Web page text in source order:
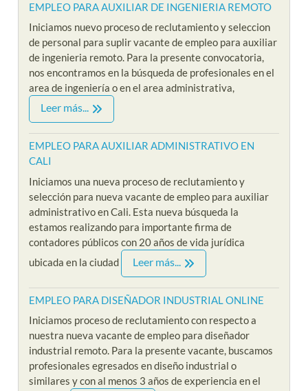
EMPLEO PARA AUXILIAR DE INGENIERIA REMOTO
Iniciamos nuevo proceso de reclutamiento y seleccion
de personal para suplir vacante de empleo para auxiliar
de ingenieria remoto. Para la presente convocatoria,
nos encontramos en la búsqueda de profesionales en el
area de ingeniería o en el area administrativa,
Leer más...
EMPLEO PARA AUXILIAR ADMINISTRATIVO EN
CALI
Iniciamos una nueva proceso de reclutamiento y
selección para nueva vacante de empleo para auxiliar
administrativo en Cali. Esta nueva búsqueda la
estamos realizando para importante firma de
contadores públicos con 20 años de vida jurídica
ubicada en la ciudad
Leer más...
EMPLEO PARA DISEÑADOR INDUSTRIAL ONLINE
Iniciamos proceso de reclutamiento con respecto a
nuestra nueva vacante de empleo para diseñador
industrial remoto. Para la presente vacante, buscamos
profesionales egresados en diseño industrial o
similares y con al menos 3 años de experiencia en el